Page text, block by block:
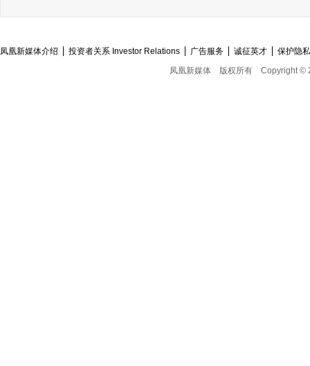
凤凰新媒体介绍 投资者关系 Investor Relations 广告服务 诚征英才
保护隐
凤凰新媒体
版权所有 Copyright ©